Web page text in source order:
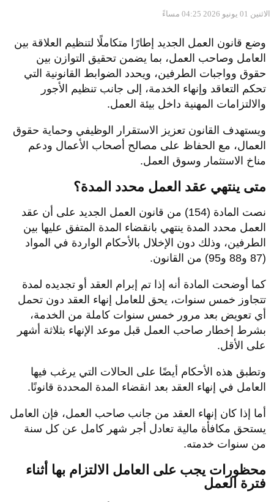
الاثنين 01 يونيو 2026 04:25 مساءً
وضع قانون العمل الجديد إطارًا متكاملًا لتنظيم العلاقة بين
العامل وصاحب العمل، بما يضمن تحقيق التوازن بين
حقوق وواجبات الطرفين، ويحدد الضوابط القانونية التي
تحكم التعاقد وإنهاء الخدمة، إلى جانب تنظيم الأجور
والالتزامات المهنية داخل بيئة العمل.
ويستهدف القانون تعزيز الاستقرار الوظيفي وحماية حقوق
العمال، مع الحفاظ على مصالح أصحاب الأعمال ودعم
مناخ الاستثمار وسوق العمل.
متى ينتهي عقد العمل محدد المدة؟
نصت المادة (154) من قانون العمل الجديد على أن عقد
العمل محدد المدة ينتهي بانقضاء المدة المتفق عليها بين
الطرفين، وذلك دون الإخلال بالأحكام الواردة في المواد
(87 و88 و95) من القانون.
كما أوضحت المادة أنه إذا تم إبرام العقد أو تجديده لمدة
تتجاوز خمس سنوات، يحق للعامل إنهاء العقد دون تحمل
أي تعويض بعد مرور خمس سنوات كاملة من الخدمة،
بشرط إخطار صاحب العمل قبل موعد الإنهاء بثلاثة أشهر
على الأقل.
وتطبق هذه الأحكام أيضًا على الحالات التي يرغب فيها
العامل في إنهاء العقد بعد انقضاء المدة المحددة قانونًا.
أما إذا كان إنهاء العقد من جانب صاحب العمل، فإن العامل
يستحق مكافأة مالية تعادل أجر شهر كامل عن كل سنة
من سنوات خدمته.
محظورات يجب على العامل الالتزام بها أثناء
فترة العمل